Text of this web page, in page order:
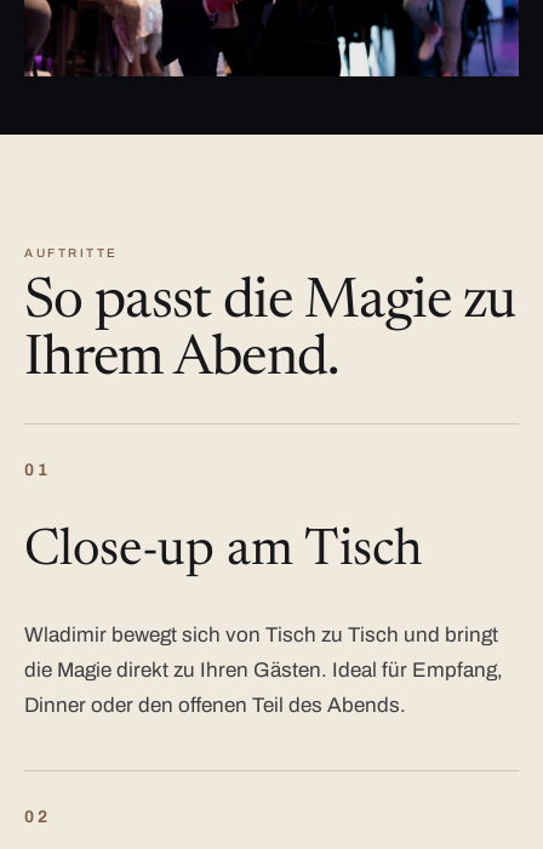
AUFTRITTE
So passt die Magie zu
Ihrem Abend.
01
Close-up am Tisch
Wladimir bewegt sich von Tisch zu Tisch und bringt
die Magie direkt zu Ihren Gästen. Ideal für Empfang,
Dinner oder den offenen Teil des Abends.
02